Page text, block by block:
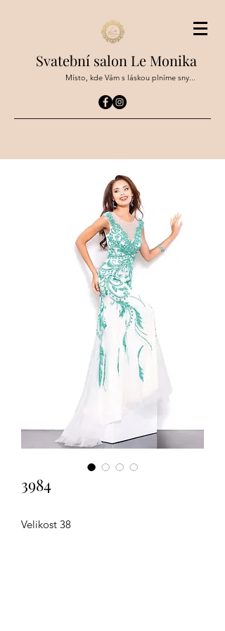
Svatební salon Le Monika
Místo, kde Vám s láskou plníme sny...
3984
Velikost 38